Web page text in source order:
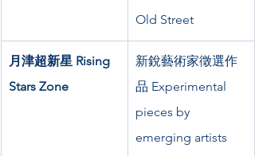
Old Street
月津超新星 Rising
Stars Zone
新銳藝術家徵選作
品 Experimental
pieces by
emerging artists